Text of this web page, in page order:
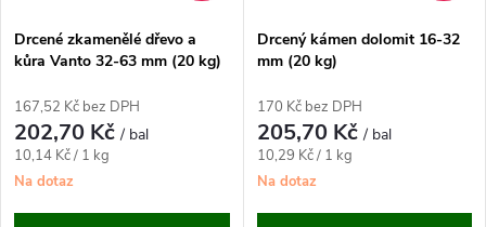
Drcené zkamenělé dřevo a
kůra Vanto 32-63 mm (20 kg)
167,52 Kč bez DPH
202,70 Kč/ bal
Měrná
cena:
10,14 Kč / 1 kg
Na dotaz
Drcený kámen dolomit 16-32
mm (20 kg)
170 Kč bez DPH
205,70 Kč/ bal
Měrná
cena:
10,29 Kč / 1 kg
Na dotaz